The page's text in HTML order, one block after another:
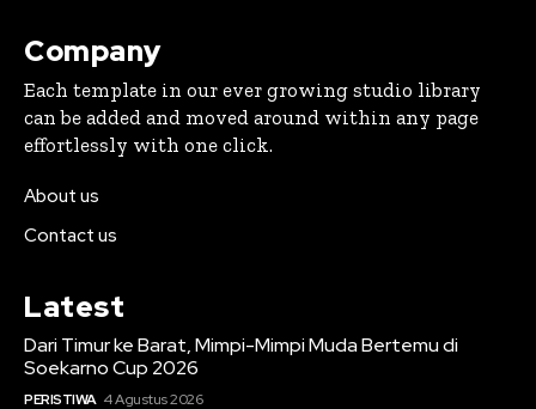
Company
Each template in our ever growing studio library
can be added and moved around within any page
effortlessly with one click.
About us
Contact us
Latest
Dari Timur ke Barat, Mimpi-Mimpi Muda Bertemu di
Soekarno Cup 2026
PERISTIWA 4 Agustus 2026